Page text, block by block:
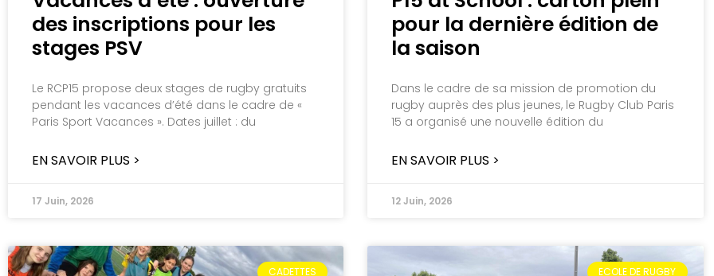
des inscriptions pour les
stages PSV
Le RCP15 propose deux stages de rugby gratuits
pendant les vacances d’été dans le cadre de «
Paris Sport Vacances ». Dates juillet : du
EN SAVOIR PLUS >
17 Juin, 2026
pour la dernière édition de
la saison
Dans le cadre de sa mission de promotion du
rugby auprès des plus jeunes, le Rugby Club Paris
15 a organisé une nouvelle édition du
EN SAVOIR PLUS >
12 Juin, 2026
CADETTES ECOLE DE RUGBY